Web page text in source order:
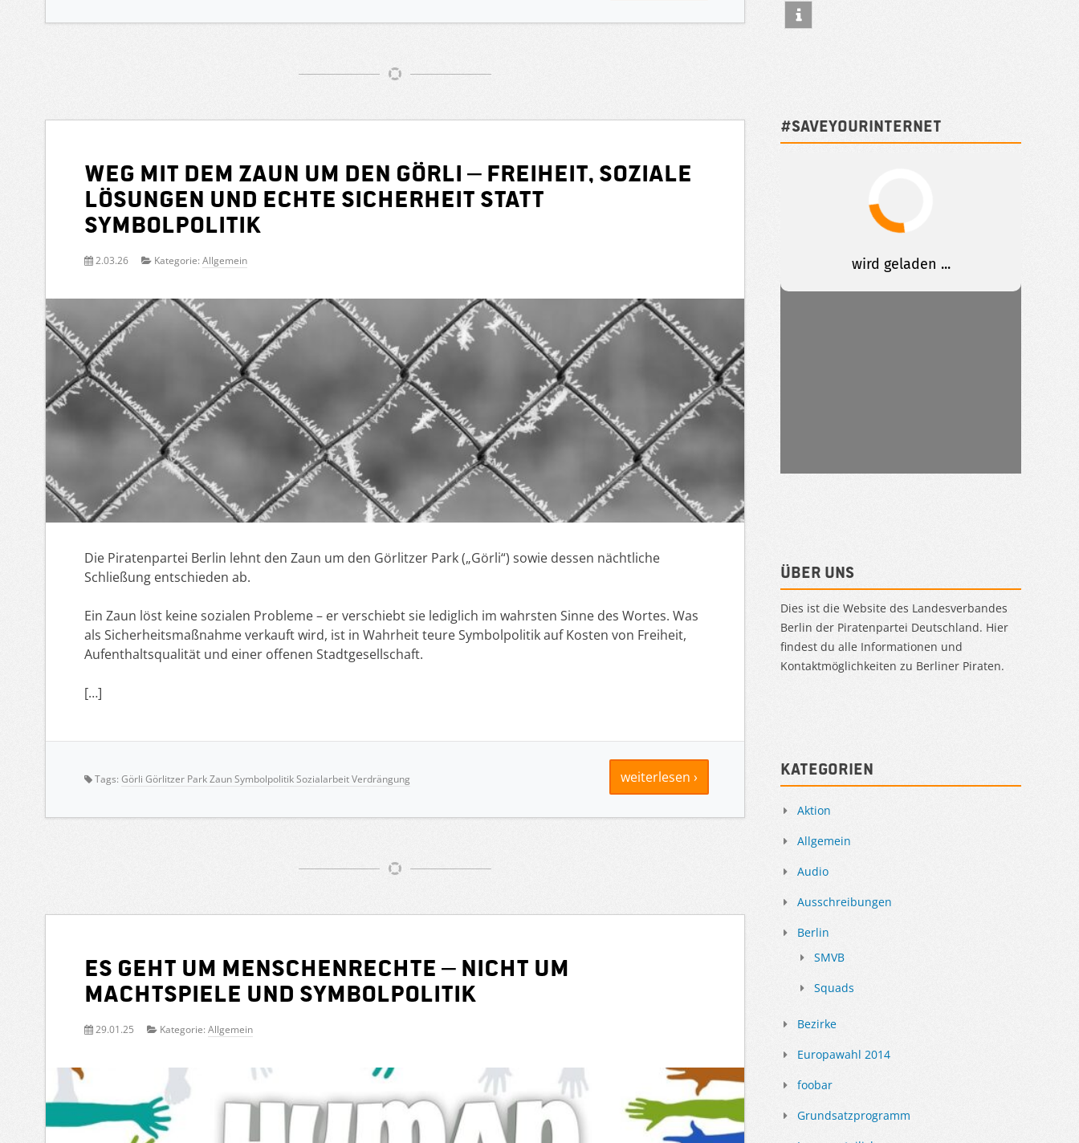
Weg mit dem Zaun um den Görli – Freiheit, soziale
Lösungen und echte Sicherheit statt
Symbolpolitik
2.03.26 Kategorie: Allgemein
Die Piratenpartei Berlin lehnt den Zaun um den Görlitzer Park („Görli“) sowie dessen nächtliche
Schließung entschieden ab.
Ein Zaun löst keine sozialen Probleme – er verschiebt sie lediglich im wahrsten Sinne des Wortes. Was
als Sicherheitsmaßnahme verkauft wird, ist in Wahrheit teure Symbolpolitik auf Kosten von Freiheit,
Aufenthaltsqualität und einer offenen Stadtgesellschaft.
[…]
weiterlesen ›
Tags: Görli Görlitzer Park Zaun Symbolpolitik Sozialarbeit Verdrängung
Es geht um Menschenrechte – nicht um
Machtspiele und Symbolpolitik
29.01.25 Kategorie: Allgemein
#SAVEYOURINTERNET
Über uns
Dies ist die Website des Landesverbandes
Berlin der Piratenpartei Deutschland. Hier
findest du alle Informationen und
Kontaktmöglichkeiten zu Berliner Piraten.
Kategorien
Aktion
Allgemein
Audio
Ausschreibungen
Berlin
SMVB
Squads
Bezirke
Europawahl 2014
foobar
Grundsatzprogramm